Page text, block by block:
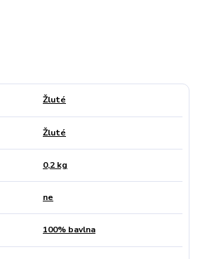
Žluté
Žluté
0,2 kg
ne
100% bavlna